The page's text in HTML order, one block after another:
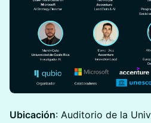
Ubicación: Auditorio de la